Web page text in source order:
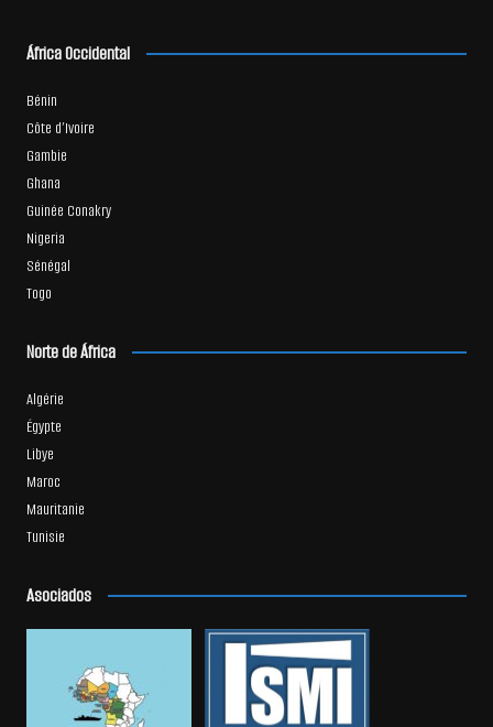
África Occidental
Bénin
Côte d’Ivoire
Gambie
Ghana
Guinée Conakry
Nigeria
Sénégal
Togo
Norte de África
Algérie
Égypte
Libye
Maroc
Mauritanie
Tunisie
Asociados